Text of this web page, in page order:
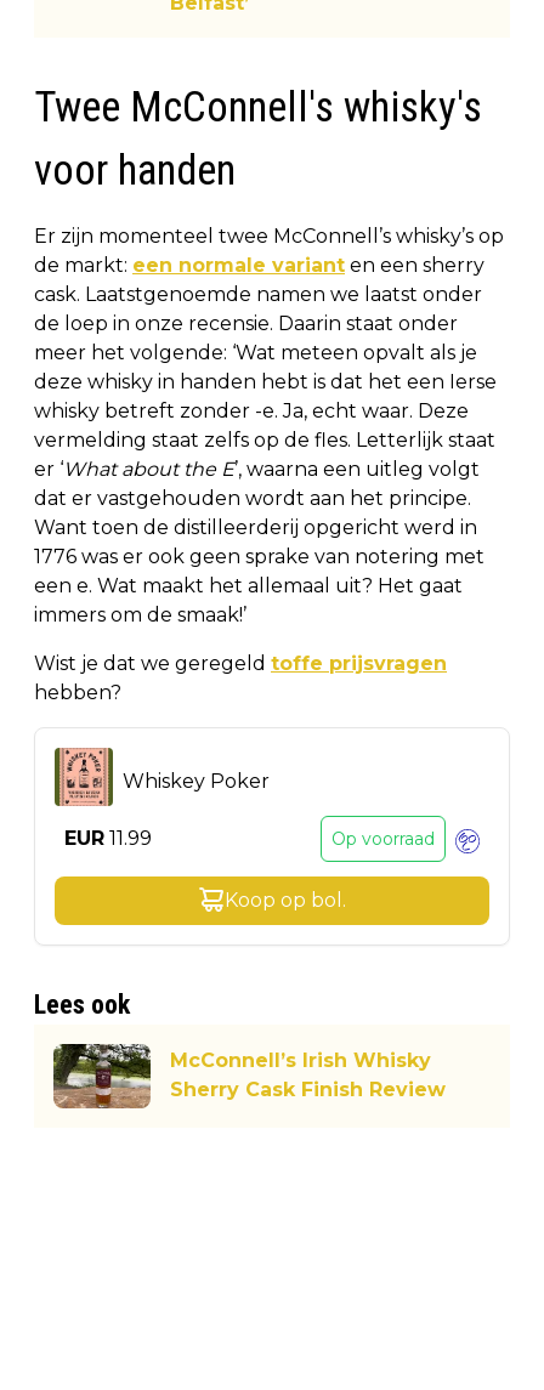
Twee McConnell's whisky's
voor handen
Er zijn momenteel twee McConnell’s whisky’s op
de markt: een normale variant en een sherry
cask. Laatstgenoemde namen we laatst onder
de loep in onze recensie. Daarin staat onder
meer het volgende: ‘Wat meteen opvalt als je
deze whisky in handen hebt is dat het een Ierse
whisky betreft zonder -e. Ja, echt waar. Deze
vermelding staat zelfs op de fles. Letterlijk staat
er ‘What about the E’, waarna een uitleg volgt
dat er vastgehouden wordt aan het principe.
Want toen de distilleerderij opgericht werd in
1776 was er ook geen sprake van notering met
een e. Wat maakt het allemaal uit? Het gaat
immers om de smaak!’
Wist je dat we geregeld toffe prijsvragen
hebben?
Whiskey Poker
EUR 11.99 Op voorraad
Koop op bol .
Lees ook
McConnell’s Irish Whisky
Sherry Cask Finish Review